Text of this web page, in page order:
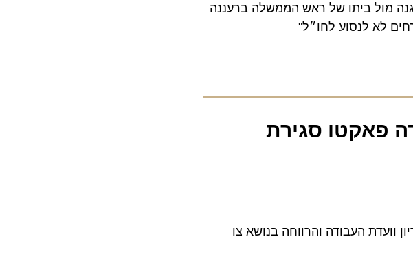
ביתו של ראש הממשלה ברעננה
לא לנסוע לחו״ל"
דה פאקטו סגירת
העבודה והרווחה בנושא צו